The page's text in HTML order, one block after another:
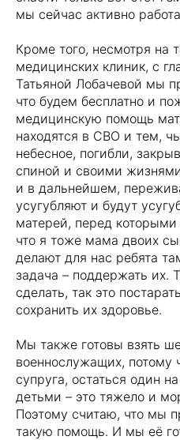
мы сейчас активно
Кроме того, несмотря на
медицинских клиник, с
Татьяной Лобачевой мы
что будем бесплатно и
медицинскую помощь
находятся в СВО и тем,
небесное, погибли,
спиной и своими
и в дальнейшем,
усугубляют и будут
матерей, перед
что я тоже мама двоих
делают для нас ребята
задача – поддержать их.
сделать, так это
сохранить их здоровье.
Мы также готовы взять
военнослужащих, потому
супруга, остаться один
детьми – это тяжело и
Поэтому считаю, что мы
такую помощь. И мы её